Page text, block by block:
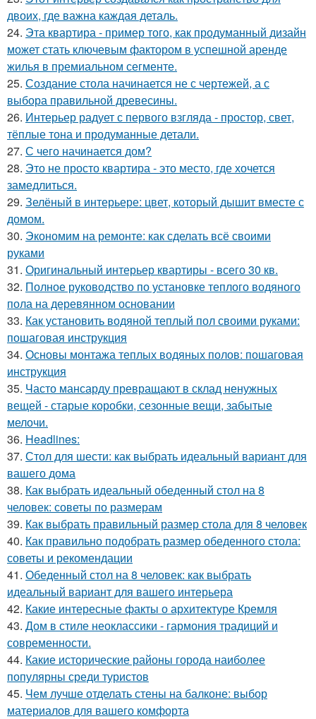
двоих, где важна каждая деталь.
24. Эта квартира - пример того, как продуманный дизайн
может стать ключевым фактором в успешной аренде
жилья в премиальном сегменте.
25. Создание стола начинается не с чертежей, а с
выбора правильной древесины.
26. Интерьер радует с первого взгляда - простор, свет,
тёплые тона и продуманные детали.
27. С чего начинается дом?
28. Это не просто квартира - это место, где хочется
замедлиться.
29. Зелёный в интерьере: цвет, который дышит вместе с
домом.
30. Экономим на ремонте: как сделать всё своими
руками
31. Оригинальный интерьер квартиры - всего 30 кв.
32. Полное руководство по установке теплого водяного
пола на деревянном основании
33. Как установить водяной теплый пол своими руками:
пошаговая инструкция
34. Основы монтажа теплых водяных полов: пошаговая
инструкция
35. Часто мансарду превращают в склад ненужных
вещей - старые коробки, сезонные вещи, забытые
мелочи.
36. Headlines:
37. Стол для шести: как выбрать идеальный вариант для
вашего дома
38. Как выбрать идеальный обеденный стол на 8
человек: советы по размерам
39. Как выбрать правильный размер стола для 8 человек
40. Как правильно подобрать размер обеденного стола:
советы и рекомендации
41. Обеденный стол на 8 человек: как выбрать
идеальный вариант для вашего интерьера
42. Какие интересные факты о архитектуре Кремля
43. Дом в стиле неоклассики - гармония традиций и
современности.
44. Какие исторические районы города наиболее
популярны среди туристов
45. Чем лучше отделать стены на балконе: выбор
материалов для вашего комфорта